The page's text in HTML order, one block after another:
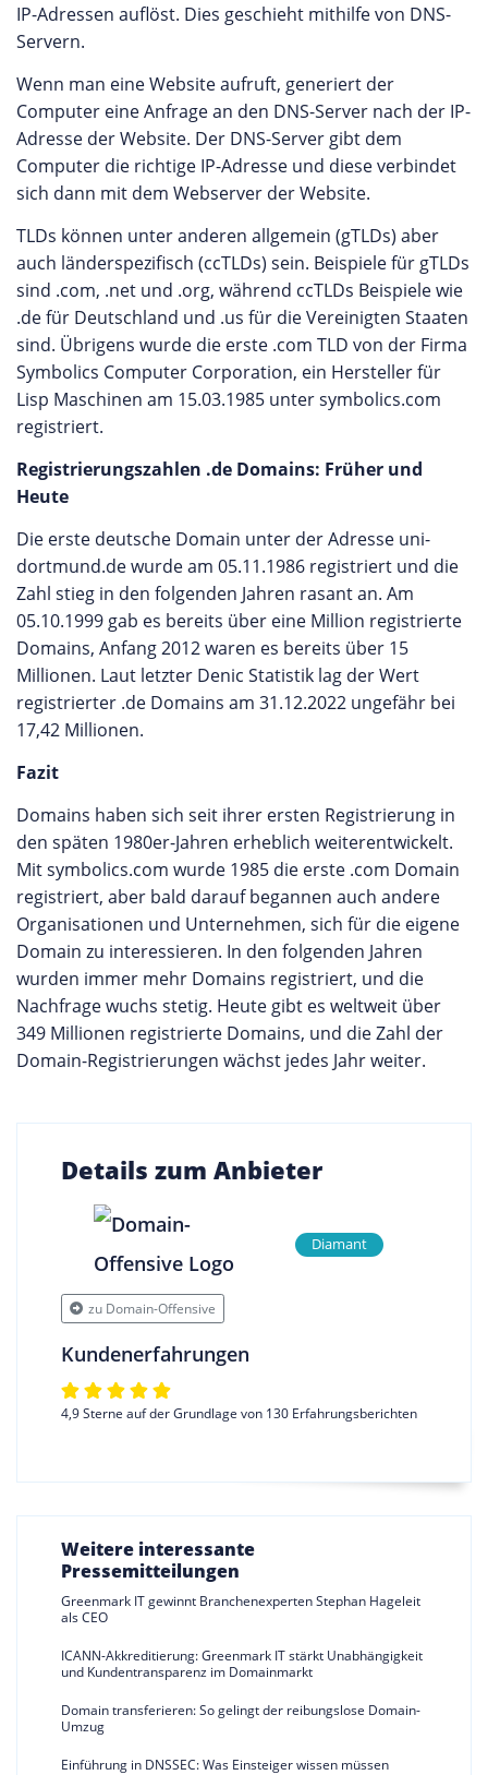
IP-Adressen auflöst. Dies geschieht mithilfe von DNS-
Servern.
Wenn man eine Website aufruft, generiert der
Computer eine Anfrage an den DNS-Server nach der IP-
Adresse der Website. Der DNS-Server gibt dem
Computer die richtige IP-Adresse und diese verbindet
sich dann mit dem Webserver der Website.
TLDs können unter anderen allgemein (gTLDs) aber
auch länderspezifisch (ccTLDs) sein. Beispiele für gTLDs
sind .com, .net und .org, während ccTLDs Beispiele wie
.de für Deutschland und .us für die Vereinigten Staaten
sind. Übrigens wurde die erste .com TLD von der Firma
Symbolics Computer Corporation, ein Hersteller für
Lisp Maschinen am 15.03.1985 unter symbolics.com
registriert.
Registrierungszahlen .de Domains: Früher und
Heute
Die erste deutsche Domain unter der Adresse uni-
dortmund.de wurde am 05.11.1986 registriert und die
Zahl stieg in den folgenden Jahren rasant an. Am
05.10.1999 gab es bereits über eine Million registrierte
Domains, Anfang 2012 waren es bereits über 15
Millionen. Laut letzter Denic Statistik lag der Wert
registrierter .de Domains am 31.12.2022 ungefähr bei
17,42 Millionen.
Fazit
Domains haben sich seit ihrer ersten Registrierung in
den späten 1980er-Jahren erheblich weiterentwickelt.
Mit symbolics.com wurde 1985 die erste .com Domain
registriert, aber bald darauf begannen auch andere
Organisationen und Unternehmen, sich für die eigene
Domain zu interessieren. In den folgenden Jahren
wurden immer mehr Domains registriert, und die
Nachfrage wuchs stetig. Heute gibt es weltweit über
349 Millionen registrierte Domains, und die Zahl der
Domain-Registrierungen wächst jedes Jahr weiter.
Details zum Anbieter
Diamant
zu Domain-Offensive
Kundenerfahrungen
4,9 Sterne auf der Grundlage von 130 Erfahrungsberichten
Weitere interessante
Pressemitteilungen
Greenmark IT gewinnt Branchenexperten Stephan Hageleit
als CEO
ICANN-Akkreditierung: Greenmark IT stärkt Unabhängigkeit
und Kundentransparenz im Domainmarkt
Domain transferieren: So gelingt der reibungslose Domain-
Umzug
Einführung in DNSSEC: Was Einsteiger wissen müssen